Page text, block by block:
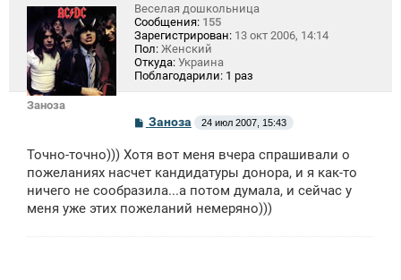
Заноза
Веселая дошкольница
Сообщения: 155
Зарегистрирован: 13 окт 2006, 14:14
Пол: Женский
Откуда: Украина
Поблагодарили: 1 раз
С
о
б
щ
н
и
Заноза 24 июл 2007, 15:43
Точно-точно))) Хотя вот меня вчера спрашивали о
пожеланиях насчет кандидатуры донора, и я как-то
ничего не сообразила...а потом думала, и сейчас у
меня уже этих пожеланий немеряно)))